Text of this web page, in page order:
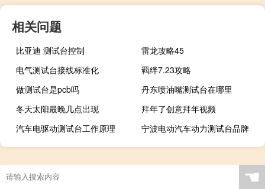
相关问题
比亚迪 测试台控制
雷龙攻略45
电气测试台接线标准化
羁绊7.23攻略
做测试台是pcb吗
丹东喷油嘴测试台在哪里
冬天太阳最晚几点出现
拜年了创意拜年视频
汽车电驱动测试台工作原理
宁波电动汽车动力测试台品牌
☚